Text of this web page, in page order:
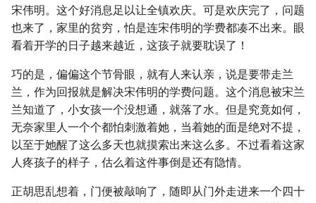
宋伟明。这个好消息足以让全镇欢庆。可是欢庆完了，问题
也来了，家里的贫穷，怕是连宋伟明的学费都凑不出来。眼
看着开学的日子越来越近，这孩子就要耽误了！
巧的是，偏偏这个节骨眼，就有人来认亲，说是要带走兰
兰，作为回报就是解决宋伟明的学费问题。这个消息被宋兰
兰知道了，小女孩一个没想通，就落了水。但是究竟如何，
无奈家里人一个个都怕刺激着她，当着她的面是绝对不提，
以至于她醒了这么多天也就摸索出来这么多。不过看着这家
人疼孩子的样子，估么着这件事倒是还有隐情。
正胡思乱想着，门便被敲响了，随即从门外走进来一个四十